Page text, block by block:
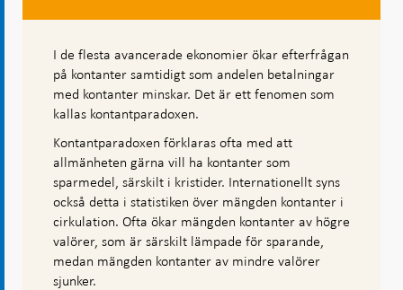
I de flesta avancerade ekonomier ökar efterfrågan
på kontanter samtidigt som andelen betalningar
med kontanter minskar. Det är ett fenomen som
kallas kontantparadoxen.
Kontantparadoxen förklaras ofta med att
allmänheten gärna vill ha kontanter som
sparmedel, särskilt i kristider. Internationellt syns
också detta i statistiken över mängden kontanter i
cirkulation. Ofta ökar mängden kontanter av högre
valörer, som är särskilt lämpade för sparande,
medan mängden kontanter av mindre valörer
sjunker.